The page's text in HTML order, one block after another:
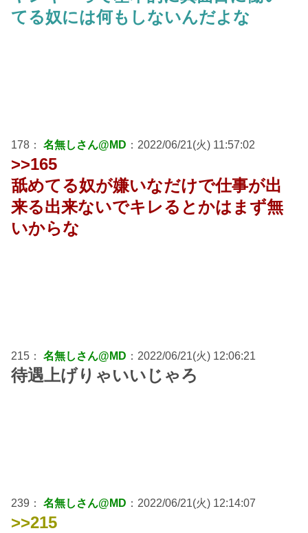
てる奴には何もしないんだよな
178： 名無しさん@MD ：2022/06/21(火) 11:57:02
>>165
舐めてる奴が嫌いなだけで仕事が出
来る出来ないでキレるとかはまず無
いからな
215： 名無しさん@MD ：2022/06/21(火) 12:06:21
待遇上げりゃいいじゃろ
239： 名無しさん@MD ：2022/06/21(火) 12:14:07
>>215